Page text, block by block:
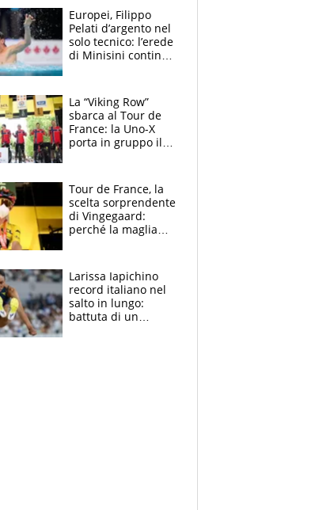
e compagni
continuare
Europei, Filippo
Pelati d’argento nel
solo tecnico: l’erede
di Minisini continua
mirino
La “Viking Row”
sbarca al Tour de
France: la Uno-X
porta in gruppo il
compagni
Tour de France, la
scelta sorprendente
di Vingegaard:
perché la maglia
rischio da evitare
Larissa Iapichino
record italiano nel
salto in lungo:
battuta di un